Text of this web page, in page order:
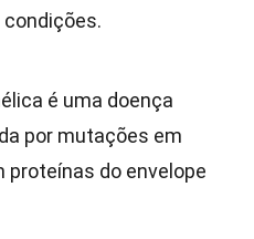
é uma doença
por mutações em
proteínas do envelope